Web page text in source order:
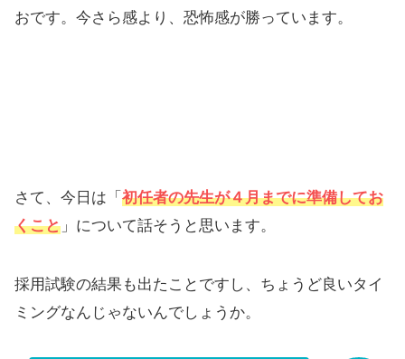
おです。今さら感より、恐怖感が勝っています。
さて、今日は「 初任者の先生が４月までに準備してお
くこと 」について話そうと思います。
採用試験の結果も出たことですし、ちょうど良いタイ
ミングなんじゃないんでしょうか。